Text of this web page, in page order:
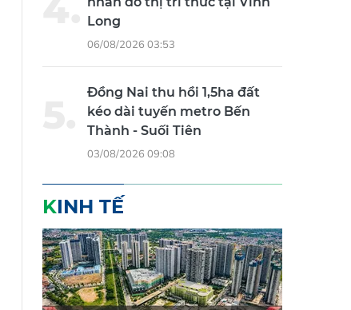
nhân đô thị tri thức tại Vĩnh
Long
06/08/2026 03:53
Đồng Nai thu hồi 1,5ha đất
kéo dài tuyến metro Bến
Thành - Suối Tiên
03/08/2026 09:08
KINH TẾ